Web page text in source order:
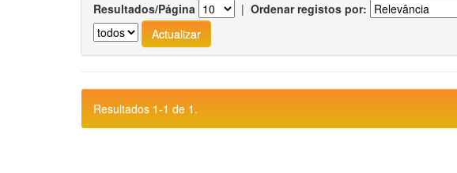
Resultados/Página | Ordenar registos por:
Resultados 1-1 de 1.